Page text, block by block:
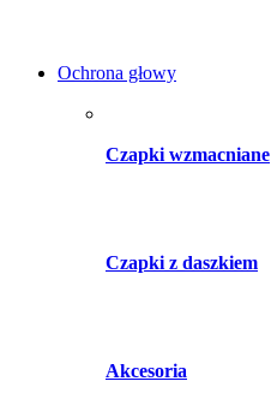
Ochrona głowy
Czapki wzmacniane
Czapki z daszkiem
Akcesoria